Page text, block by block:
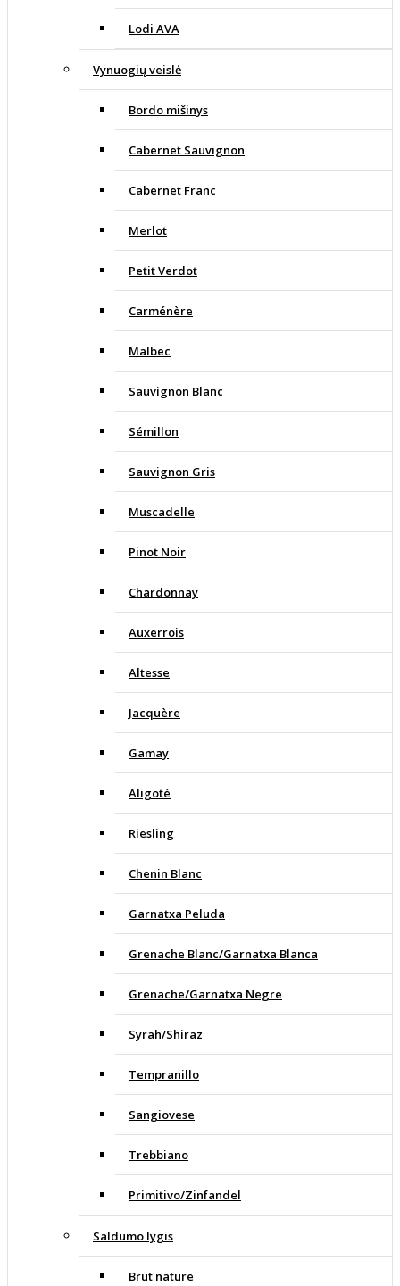
Lodi AVA
Vynuogių veislė
Bordo mišinys
Cabernet Sauvignon
Cabernet Franc
Merlot
Petit Verdot
Carménère
Malbec
Sauvignon Blanc
Sémillon
Sauvignon Gris
Muscadelle
Pinot Noir
Chardonnay
Auxerrois
Altesse
Jacquère
Gamay
Aligoté
Riesling
Chenin Blanc
Garnatxa Peluda
Grenache Blanc/Garnatxa Blanca
Grenache/Garnatxa Negre
Syrah/Shiraz
Tempranillo
Sangiovese
Trebbiano
Primitivo/Zinfandel
Saldumo lygis
Brut nature